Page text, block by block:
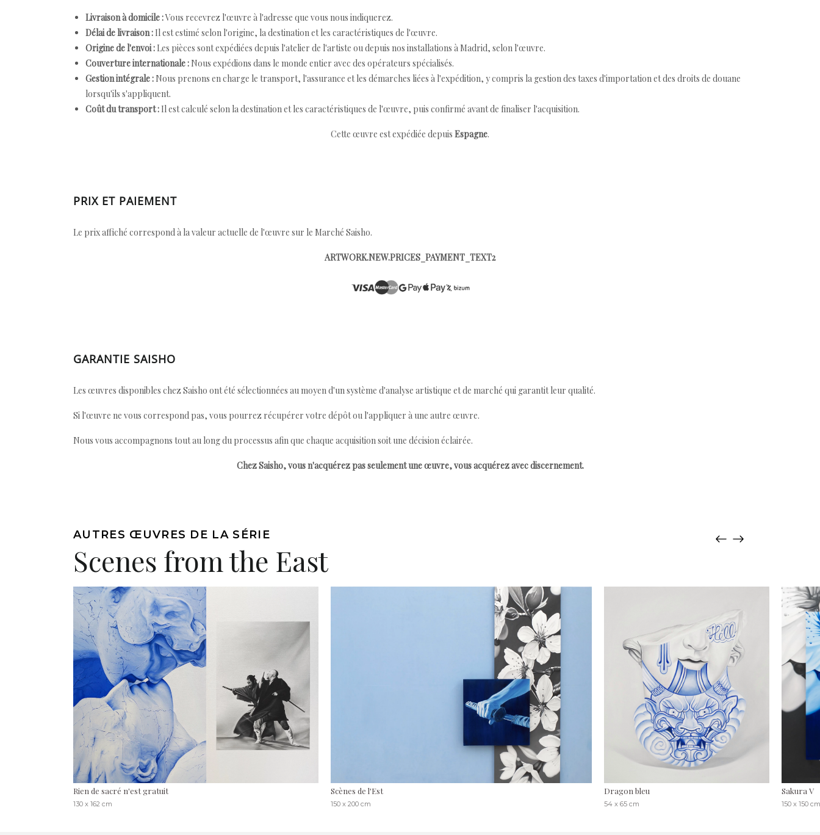
Livraison à domicile :Vous recevrez l'œuvre à l'adresse que vous nous indiquerez.
Délai de livraison : Il est estimé selon l'origine, la destination et les caractéristiques de l'œuvre.
Origine de l'envoi : Les pièces sont expédiées depuis l'atelier de l'artiste ou depuis nos installations à Madrid, selon l'œuvre.
Couverture internationale : Nous expédions dans le monde entier avec des opérateurs spécialisés.
Gestion intégrale : Nous prenons en charge le transport, l'assurance et les démarches liées à l'expédition, y compris la gestion des taxes d'importation et des droits de douane
lorsqu'ils s'appliquent.
Coût du transport : Il est calculé selon la destination et les caractéristiques de l'œuvre, puis confirmé avant de finaliser l'acquisition.
Cette œuvre est expédiée depuis Espagne.
PRIX ET PAIEMENT
Le prix affiché correspond à la valeur actuelle de l'œuvre sur le Marché Saisho.
ARTWORK.NEW.PRICES_PAYMENT_TEXT2
GARANTIE SAISHO
Les œuvres disponibles chez Saisho ont été sélectionnées au moyen d'un système d'analyse artistique et de marché qui garantit leur qualité.
Si l'œuvre ne vous correspond pas, vous pourrez récupérer votre dépôt ou l'appliquer à une autre œuvre.
Nous vous accompagnons tout au long du processus afin que chaque acquisition soit une décision éclairée.
Chez Saisho, vous n'acquérez pas seulement une œuvre, vous acquérez avec discernement.
AUTRES ŒUVRES DE LA SÉRIE
Scenes from the East
Rien de sacré n'est gratuit
130 x 162 cm
Scènes de l'Est
150 x 200 cm
Dragon bleu
54 x 65 cm
Sakura V
150 x 150 cm